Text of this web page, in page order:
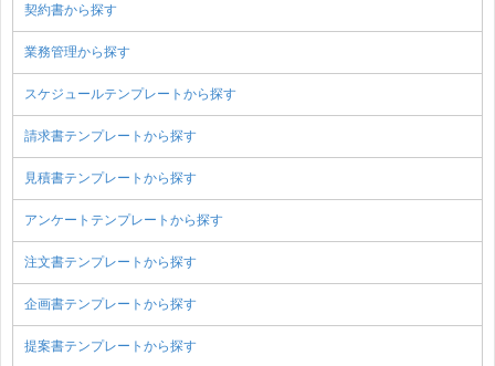
契約書から探す
業務管理から探す
スケジュールテンプレートから探す
請求書テンプレートから探す
見積書テンプレートから探す
アンケートテンプレートから探す
注文書テンプレートから探す
企画書テンプレートから探す
提案書テンプレートから探す